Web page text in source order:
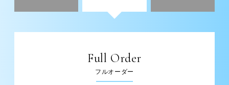
Full Order
フルオーダー